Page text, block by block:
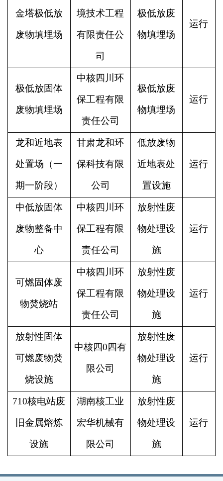
金塔极低放
废物填埋场
境技术工程
有限责任公
司
极低放废
物填埋场
运行
极低放固体
废物填埋场
中核四川环
保工程有限
责任公司
极低放废
物填埋场
运行
龙和近地表
处置场（一
期一阶段）
甘肃龙和环
保科技有限
公司
低放废物
近地表处
置设施
运行
中低放固体
废物整备中
心
中核四川环
保工程有限
责任公司
放射性废
物处理设
施
运行
可燃固体废
物焚烧站
中核四川环
保工程有限
责任公司
放射性废
物处理设
施
运行
放射性固体
可燃废物焚
烧设施
中核四0四有
限公司
放射性废
物处理设
施
运行
710核电站废
旧金属熔炼
设施
湖南核工业
宏华机械有
限公司
放射性废
物处理设
施
运行